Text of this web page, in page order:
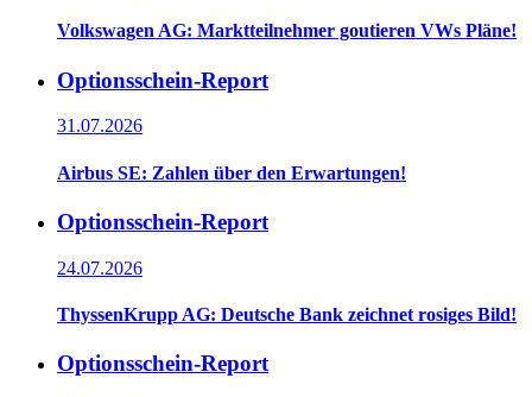
Volkswagen AG: Marktteilnehmer goutieren VWs Pläne!
Optionsschein-Report
31.07.2026
Airbus SE: Zahlen über den Erwartungen!
Optionsschein-Report
24.07.2026
ThyssenKrupp AG: Deutsche Bank zeichnet rosiges Bild!
Optionsschein-Report